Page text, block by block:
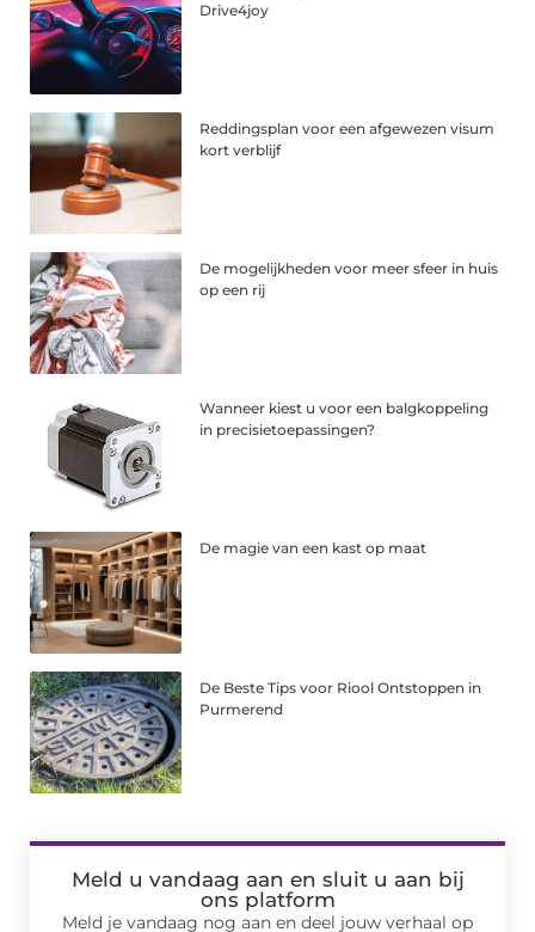
Drive4joy
Reddingsplan voor een afgewezen visum
kort verblijf
De mogelijkheden voor meer sfeer in huis
op een rij
Wanneer kiest u voor een balgkoppeling
in precisietoepassingen?
De magie van een kast op maat
De Beste Tips voor Riool Ontstoppen in
Purmerend
Meld u vandaag aan en sluit u aan bij
ons platform
Meld je vandaag nog aan en deel jouw verhaal op